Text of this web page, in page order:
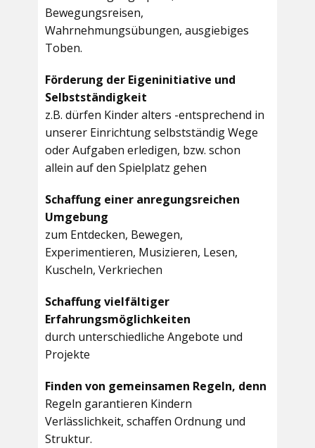
Bewegungsreisen,
Wahrnehmungsübungen, ausgiebiges
Toben.
Förderung der Eigeninitiative und
Selbstständigkeit
z.B. dürfen Kinder alters -entsprechend in
unserer Einrichtung selbstständig Wege
oder Aufgaben erledigen, bzw. schon
allein auf den Spielplatz gehen
Schaffung einer anregungsreichen
Umgebung
zum Entdecken, Bewegen,
Experimentieren, Musizieren, Lesen,
Kuscheln, Verkriechen
Schaffung vielfältiger
Erfahrungsmöglichkeiten
durch unterschiedliche Angebote und
Projekte
Finden von gemeinsamen Regeln, denn
Regeln garantieren Kindern
Verlässlichkeit, schaffen Ordnung und
Struktur.